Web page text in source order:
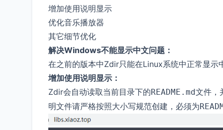
增加使用说明显示
优化音乐播放器
其它细节优化
解决Windows不能显示中文问题：
在之前的版本中Zdir只能在Linux系统中正常显
增加使用说明显示：
Zdir会自动读取当前目录下的README.md文件，
明文件请严格按照大小写规范创建，必须为